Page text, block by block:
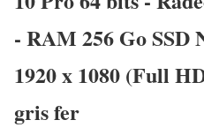
- RAM 256 Go SSD
1920 x 1080 (Full
gris fer